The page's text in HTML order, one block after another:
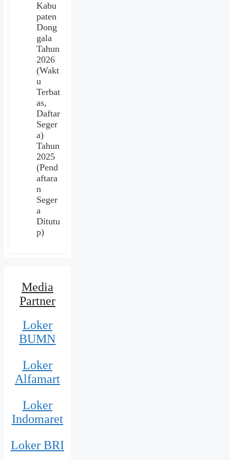
Kabu
paten
Dong
gala
Tahun
2026
(Wakt
u
Terbat
as,
Daftar
Seger
a)
Tahun
2025
(Pend
aftara
n
Seger
a
Ditutu
p)
Media
Partner
Loker
BUMN
Loker
Alfamart
Loker
Indomaret
Loker BRI